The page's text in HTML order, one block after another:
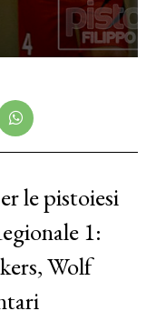
le pistoiesi
1:
Wolf